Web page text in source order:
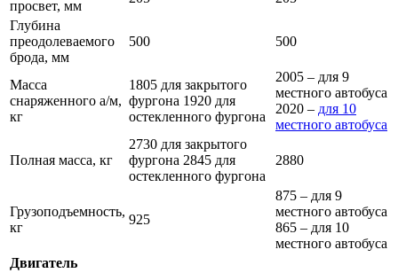
просвет, мм
Глубина
преодолеваемого
брода, мм
500 500
Масса
снаряженного а/м,
кг
1805 для закрытого
фургона 1920 для
остекленного фургона
2005 – для 9
местного автобуса
2020 – для 10
местного автобуса
Полная масса, кг
2730 для закрытого
фургона 2845 для
остекленного фургона
2880
Грузоподъемность,
кг
925
875 – для 9
местного автобуса
865 – для 10
местного автобуса
Двигатель